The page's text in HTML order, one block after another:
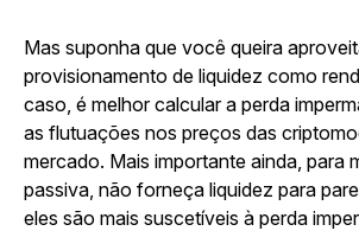
Mas suponha que você queira
provisionamento de liquidez como
caso, é melhor calcular a perda
as flutuações nos preços das
mercado. Mais importante ainda, para
passiva, não forneça liquidez para
eles são mais suscetíveis à perda